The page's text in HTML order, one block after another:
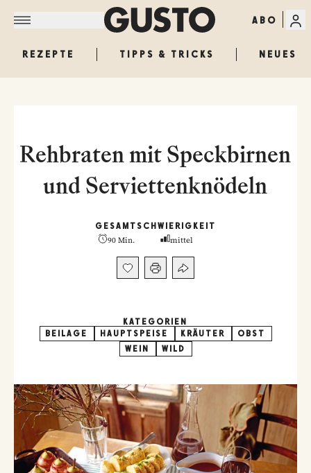
ABO
REZEPTE TIPPS & TRICKS NEUES
Rehbraten mit Speckbirnen
und Serviettenknödeln
GESAMT
90 Min.
SCHWIERIGKEIT
mittel
KATEGORIEN
BEILAGE
HAUPTSPEISE KRÄUTER
OBST
WEIN
WILD